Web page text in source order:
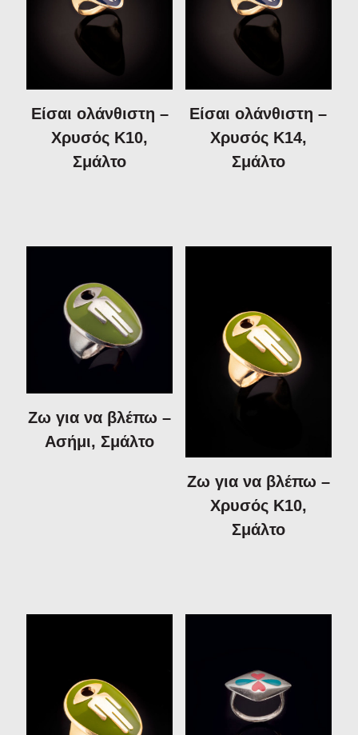
Είσαι ολάνθιστη –
Χρυσός Κ10,
Σμάλτο
Είσαι ολάνθιστη –
Χρυσός Κ14,
Σμάλτο
Ζω για να βλέπω –
Ασήμι, Σμάλτο
Ζω για να βλέπω –
Χρυσός Κ10,
Σμάλτο